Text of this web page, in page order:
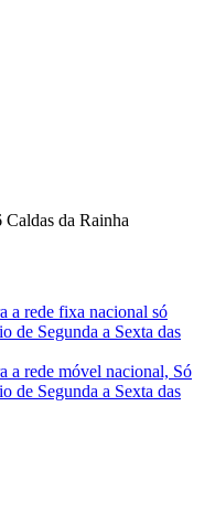
da Rainha
a rede fixa nacional só
de Segunda a Sexta das
a rede móvel nacional, Só
de Segunda a Sexta das